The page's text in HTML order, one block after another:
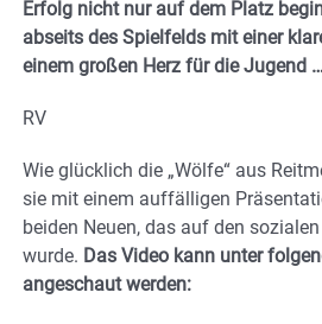
Erfolg nicht nur auf dem Platz
abseits des Spielfelds mit einer
einem großen Herz für die Jugend
RV
Wie glücklich die „Wölfe“ aus
sie mit einem auffälligen
beiden Neuen, das auf den
wurde. Das Video kann unter
angeschaut werden: